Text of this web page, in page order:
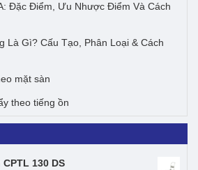
Đặc Điểm, Ưu Nhược Điểm Và Cách
Là Gì? Cấu Tạo, Phân Loại & Cách
mặt sàn
theo tiếng ồn
130 DS